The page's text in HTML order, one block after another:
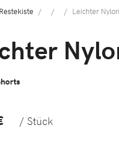
Restekiste Leichter
/ Stück